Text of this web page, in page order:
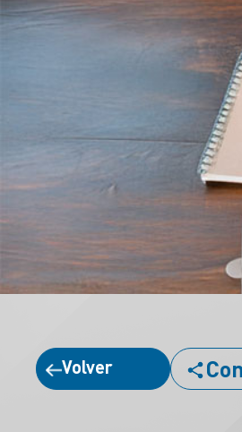
Volver